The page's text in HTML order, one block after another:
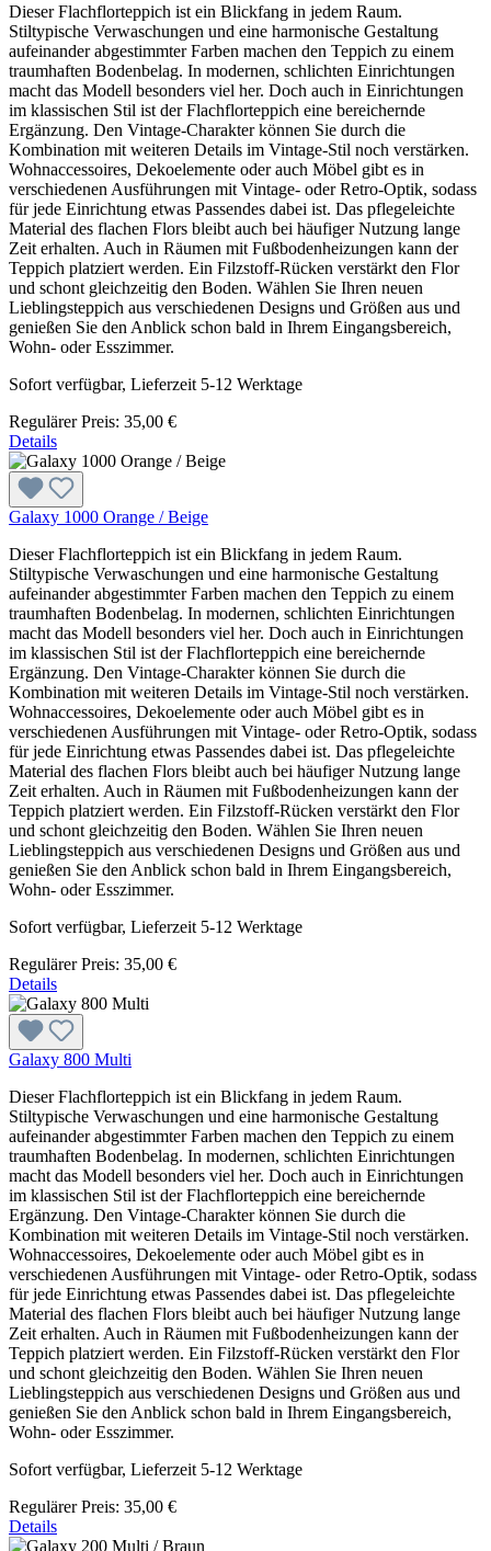
Dieser Flachflorteppich ist ein Blickfang in jedem Raum.
Stiltypische Verwaschungen und eine harmonische Gestaltung
aufeinander abgestimmter Farben machen den Teppich zu einem
traumhaften Bodenbelag. In modernen, schlichten Einrichtungen
macht das Modell besonders viel her. Doch auch in Einrichtungen
im klassischen Stil ist der Flachflorteppich eine bereichernde
Ergänzung. Den Vintage-Charakter können Sie durch die
Kombination mit weiteren Details im Vintage-Stil noch verstärken.
Wohnaccessoires, Dekoelemente oder auch Möbel gibt es in
verschiedenen Ausführungen mit Vintage- oder Retro-Optik, sodass
für jede Einrichtung etwas Passendes dabei ist. Das pflegeleichte
Material des flachen Flors bleibt auch bei häufiger Nutzung lange
Zeit erhalten. Auch in Räumen mit Fußbodenheizungen kann der
Teppich platziert werden. Ein Filzstoff-Rücken verstärkt den Flor
und schont gleichzeitig den Boden. Wählen Sie Ihren neuen
Lieblingsteppich aus verschiedenen Designs und Größen aus und
genießen Sie den Anblick schon bald in Ihrem Eingangsbereich,
Wohn- oder Esszimmer.
Sofort verfügbar, Lieferzeit 5-12 Werktage
Regulärer Preis: 35,00 €
Details
Galaxy 1000 Orange / Beige
Dieser Flachflorteppich ist ein Blickfang in jedem Raum.
Stiltypische Verwaschungen und eine harmonische Gestaltung
aufeinander abgestimmter Farben machen den Teppich zu einem
traumhaften Bodenbelag. In modernen, schlichten Einrichtungen
macht das Modell besonders viel her. Doch auch in Einrichtungen
im klassischen Stil ist der Flachflorteppich eine bereichernde
Ergänzung. Den Vintage-Charakter können Sie durch die
Kombination mit weiteren Details im Vintage-Stil noch verstärken.
Wohnaccessoires, Dekoelemente oder auch Möbel gibt es in
verschiedenen Ausführungen mit Vintage- oder Retro-Optik, sodass
für jede Einrichtung etwas Passendes dabei ist. Das pflegeleichte
Material des flachen Flors bleibt auch bei häufiger Nutzung lange
Zeit erhalten. Auch in Räumen mit Fußbodenheizungen kann der
Teppich platziert werden. Ein Filzstoff-Rücken verstärkt den Flor
und schont gleichzeitig den Boden. Wählen Sie Ihren neuen
Lieblingsteppich aus verschiedenen Designs und Größen aus und
genießen Sie den Anblick schon bald in Ihrem Eingangsbereich,
Wohn- oder Esszimmer.
Sofort verfügbar, Lieferzeit 5-12 Werktage
Regulärer Preis: 35,00 €
Details
Galaxy 800 Multi
Dieser Flachflorteppich ist ein Blickfang in jedem Raum.
Stiltypische Verwaschungen und eine harmonische Gestaltung
aufeinander abgestimmter Farben machen den Teppich zu einem
traumhaften Bodenbelag. In modernen, schlichten Einrichtungen
macht das Modell besonders viel her. Doch auch in Einrichtungen
im klassischen Stil ist der Flachflorteppich eine bereichernde
Ergänzung. Den Vintage-Charakter können Sie durch die
Kombination mit weiteren Details im Vintage-Stil noch verstärken.
Wohnaccessoires, Dekoelemente oder auch Möbel gibt es in
verschiedenen Ausführungen mit Vintage- oder Retro-Optik, sodass
für jede Einrichtung etwas Passendes dabei ist. Das pflegeleichte
Material des flachen Flors bleibt auch bei häufiger Nutzung lange
Zeit erhalten. Auch in Räumen mit Fußbodenheizungen kann der
Teppich platziert werden. Ein Filzstoff-Rücken verstärkt den Flor
und schont gleichzeitig den Boden. Wählen Sie Ihren neuen
Lieblingsteppich aus verschiedenen Designs und Größen aus und
genießen Sie den Anblick schon bald in Ihrem Eingangsbereich,
Wohn- oder Esszimmer.
Sofort verfügbar, Lieferzeit 5-12 Werktage
Regulärer Preis: 35,00 €
Details